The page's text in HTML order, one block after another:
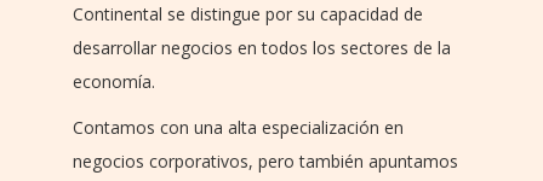
Continental se distingue por su capacidad de
desarrollar negocios en todos los sectores de la
economía.
Contamos con una alta especialización en
negocios corporativos, pero también apuntamos